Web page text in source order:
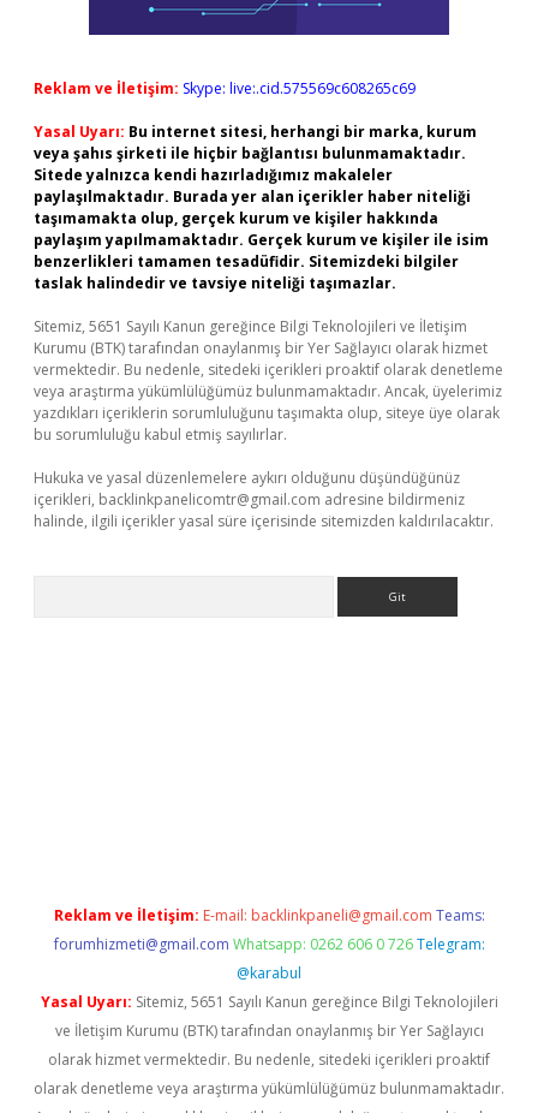
Reklam ve İletişim: Skype: live:.cid.575569c608265c69
Yasal Uyarı: Bu internet sitesi, herhangi bir marka, kurum
veya şahıs şirketi ile hiçbir bağlantısı bulunmamaktadır.
Sitede yalnızca kendi hazırladığımız makaleler
paylaşılmaktadır. Burada yer alan içerikler haber niteliği
taşımamakta olup, gerçek kurum ve kişiler hakkında
paylaşım yapılmamaktadır. Gerçek kurum ve kişiler ile isim
benzerlikleri tamamen tesadüfidir. Sitemizdeki bilgiler
taslak halindedir ve tavsiye niteliği taşımazlar.
Sitemiz, 5651 Sayılı Kanun gereğince Bilgi Teknolojileri ve İletişim
Kurumu (BTK) tarafından onaylanmış bir Yer Sağlayıcı olarak hizmet
vermektedir. Bu nedenle, sitedeki içerikleri proaktif olarak denetleme
veya araştırma yükümlülüğümüz bulunmamaktadır. Ancak, üyelerimiz
yazdıkları içeriklerin sorumluluğunu taşımakta olup, siteye üye olarak
bu sorumluluğu kabul etmiş sayılırlar.
Hukuka ve yasal düzenlemelere aykırı olduğunu düşündüğünüz
içerikleri, backlinkpanelicomtr@gmail.com adresine bildirmeniz
halinde, ilgili içerikler yasal süre içerisinde sitemizden kaldırılacaktır.
Reklam ve İletişim: E-mail: backlinkpaneli@gmail.com Teams:
forumhizmeti@gmail.com Whatsapp: 0262 606 0 726 Telegram:
@karabul
Yasal Uyarı: Sitemiz, 5651 Sayılı Kanun gereğince Bilgi Teknolojileri
ve İletişim Kurumu (BTK) tarafından onaylanmış bir Yer Sağlayıcı
olarak hizmet vermektedir. Bu nedenle, sitedeki içerikleri proaktif
olarak denetleme veya araştırma yükümlülüğümüz bulunmamaktadır.